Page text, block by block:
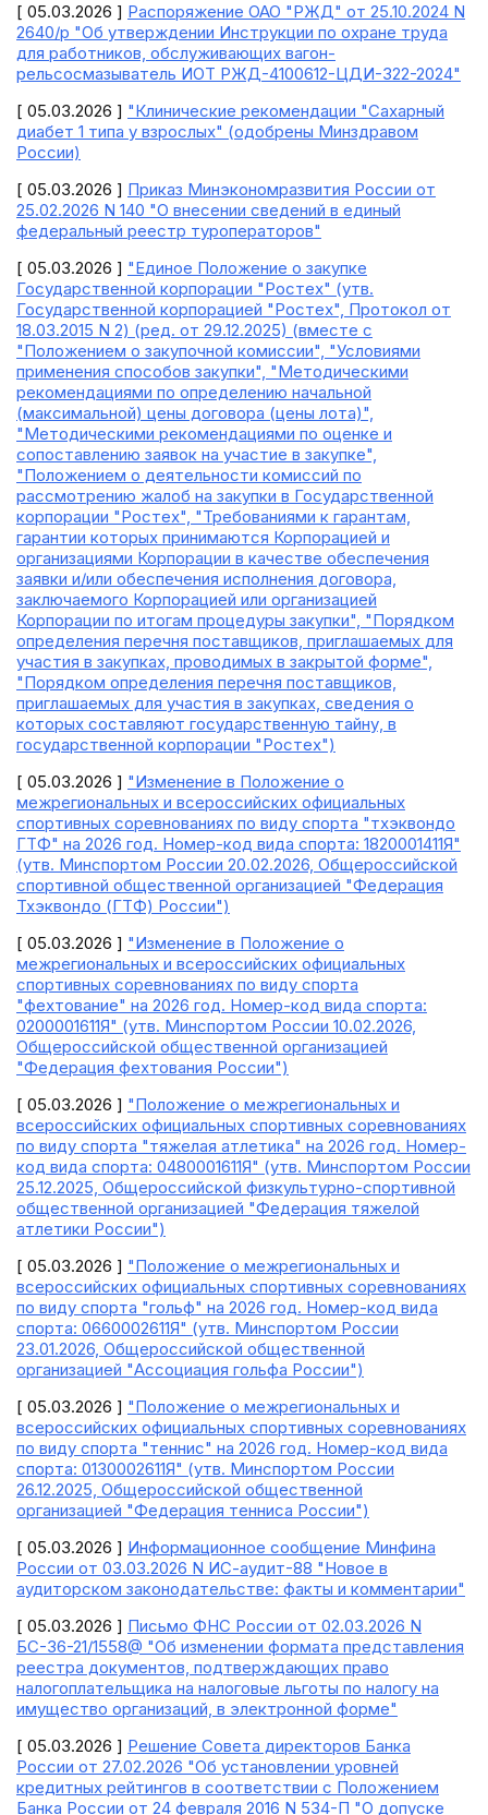
[ 05.03.2026 ] Распоряжение ОАО "РЖД" от 25.10.2024 N
2640/р "Об утверждении Инструкции по охране труда
для работников, обслуживающих вагон-
рельсосмазыватель ИОТ РЖД-4100612-ЦДИ-322-2024"
[ 05.03.2026 ] "Клинические рекомендации "Сахарный
диабет 1 типа у взрослых" (одобрены Минздравом
России)
[ 05.03.2026 ] Приказ Минэкономразвития России от
25.02.2026 N 140 "О внесении сведений в единый
федеральный реестр туроператоров"
[ 05.03.2026 ] "Единое Положение о закупке
Государственной корпорации "Ростех" (утв.
Государственной корпорацией "Ростех", Протокол от
18.03.2015 N 2) (ред. от 29.12.2025) (вместе с
"Положением о закупочной комиссии", "Условиями
применения способов закупки", "Методическими
рекомендациями по определению начальной
(максимальной) цены договора (цены лота)",
"Методическими рекомендациями по оценке и
сопоставлению заявок на участие в закупке",
"Положением о деятельности комиссий по
рассмотрению жалоб на закупки в Государственной
корпорации "Ростех", "Требованиями к гарантам,
гарантии которых принимаются Корпорацией и
организациями Корпорации в качестве обеспечения
заявки и/или обеспечения исполнения договора,
заключаемого Корпорацией или организацией
Корпорации по итогам процедуры закупки", "Порядком
определения перечня поставщиков, приглашаемых для
участия в закупках, проводимых в закрытой форме",
"Порядком определения перечня поставщиков,
приглашаемых для участия в закупках, сведения о
которых составляют государственную тайну, в
государственной корпорации "Ростех")
[ 05.03.2026 ] "Изменение в Положение о
межрегиональных и всероссийских официальных
спортивных соревнованиях по виду спорта "тхэквондо
ГТФ" на 2026 год. Номер-код вида спорта: 1820001411Я"
(утв. Минспортом России 20.02.2026, Общероссийской
спортивной общественной организацией "Федерация
Тхэквондо (ГТФ) России")
[ 05.03.2026 ] "Изменение в Положение о
межрегиональных и всероссийских официальных
спортивных соревнованиях по виду спорта
"фехтование" на 2026 год. Номер-код вида спорта:
0200001611Я" (утв. Минспортом России 10.02.2026,
Общероссийской общественной организацией
"Федерация фехтования России")
[ 05.03.2026 ] "Положение о межрегиональных и
всероссийских официальных спортивных соревнованиях
по виду спорта "тяжелая атлетика" на 2026 год. Номер-
код вида спорта: 0480001611Я" (утв. Минспортом России
25.12.2025, Общероссийской физкультурно-спортивной
общественной организацией "Федерация тяжелой
атлетики России")
[ 05.03.2026 ] "Положение о межрегиональных и
всероссийских официальных спортивных соревнованиях
по виду спорта "гольф" на 2026 год. Номер-код вида
спорта: 0660002611Я" (утв. Минспортом России
23.01.2026, Общероссийской общественной
организацией "Ассоциация гольфа России")
[ 05.03.2026 ] "Положение о межрегиональных и
всероссийских официальных спортивных соревнованиях
по виду спорта "теннис" на 2026 год. Номер-код вида
спорта: 0130002611Я" (утв. Минспортом России
26.12.2025, Общероссийской общественной
организацией "Федерация тенниса России")
[ 05.03.2026 ] Информационное сообщение Минфина
России от 03.03.2026 N ИС-аудит-88 "Новое в
аудиторском законодательстве: факты и комментарии"
[ 05.03.2026 ] Письмо ФНС России от 02.03.2026 N
БС-36-21/1558@ "Об изменении формата представления
реестра документов, подтверждающих право
налогоплательщика на налоговые льготы по налогу на
имущество организаций, в электронной форме"
[ 05.03.2026 ] Решение Совета директоров Банка
России от 27.02.2026 "Об установлении уровней
кредитных рейтингов в соответствии с Положением
Банка России от 24 февраля 2016 N 534-П "О допуске